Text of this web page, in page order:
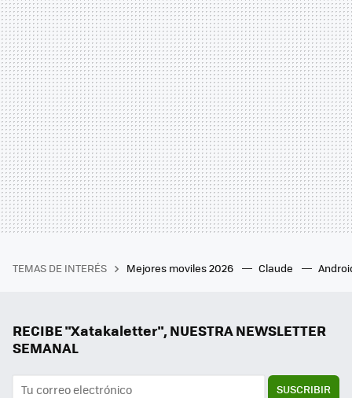
TEMAS DE INTERÉS Mejores moviles 2026 Claude
RECIBE "Xatakaletter", NUESTRA NEWSLETTER
SEMANAL
SUSCRIBIR